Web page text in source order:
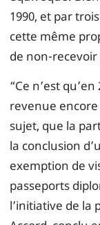
1990, et par
cette même
de non-
“Ce n’est
revenue
sujet, que la
la conclusion
exemption de
passeports
l’initiative de la